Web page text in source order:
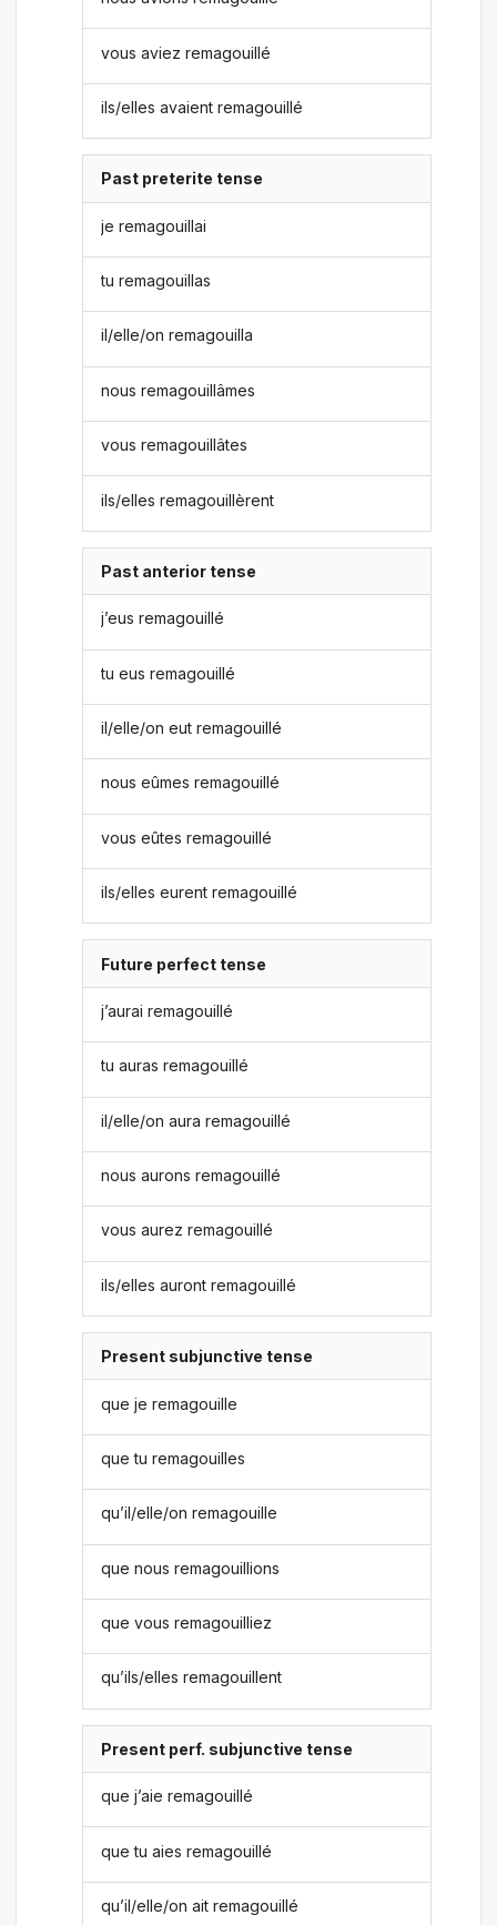
vous aviez remagouillé
ils/elles avaient remagouillé
Past preterite tense
je remagouillai
tu remagouillas
il/elle/on remagouilla
nous remagouillâmes
vous remagouillâtes
ils/elles remagouillèrent
Past anterior tense
j’eus remagouillé
tu eus remagouillé
il/elle/on eut remagouillé
nous eûmes remagouillé
vous eûtes remagouillé
ils/elles eurent remagouillé
Future perfect tense
j’aurai remagouillé
tu auras remagouillé
il/elle/on aura remagouillé
nous aurons remagouillé
vous aurez remagouillé
ils/elles auront remagouillé
Present subjunctive tense
que je remagouille
que tu remagouilles
qu’il/elle/on remagouille
que nous remagouillions
que vous remagouilliez
qu’ils/elles remagouillent
Present perf. subjunctive tense
que j’aie remagouillé
que tu aies remagouillé
qu’il/elle/on ait remagouillé